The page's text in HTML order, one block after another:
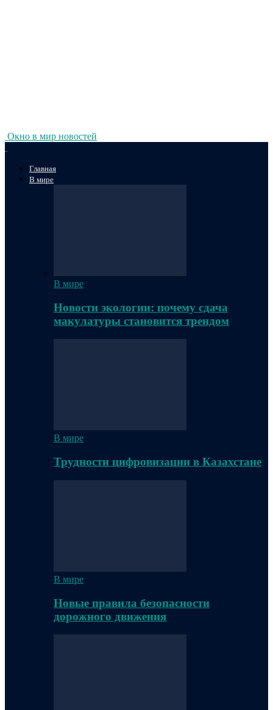
Окно в мир новостей
Главная
В мире
В мире
Новости экологии: почему сдача
макулатуры становится трендом
В мире
Трудности цифровизации в Казахстане
В мире
Новые правила безопасности
дорожного движения